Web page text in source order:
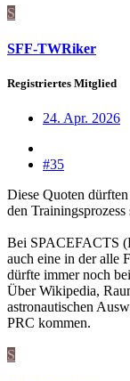
S
SFF-TWRiker
Registriertes Mitglied
24. Apr. 2026
#35
Diese Quoten
den Trainingsprozess
Bei SPACEFACTS
auch eine in der alle
dürfte immer noch
Über Wikipedia,
astronautischen
PRC kommen.
S